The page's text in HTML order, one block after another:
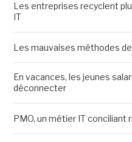
Les entreprises recyclent
IT
Les mauvaises méthodes
En vacances, les jeunes
déconnecter
PMO, un métier IT conciliant